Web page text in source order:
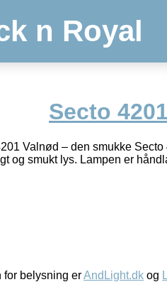
n Royal
Secto
Valnød – den smukke
og smukt lys. Lampen er
belysning erAndLight.dk og